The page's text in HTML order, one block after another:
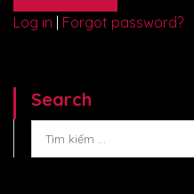
Log in Forgot password?
Search